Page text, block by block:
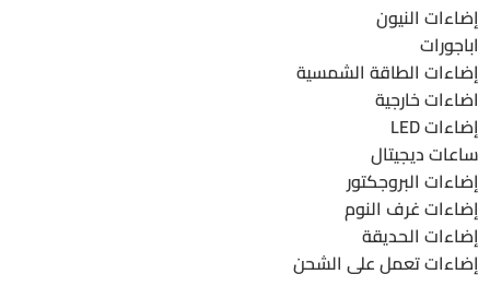
إضاءات النيون
اباجورات
إضاءات الطاقة الشمسية
اضاءات خارجية
إضاءات LED
ساعات ديجيتال
إضاءات البروجكتور
إضاءات غرف النوم
إضاءات الحديقة
إضاءات تعمل على الشحن